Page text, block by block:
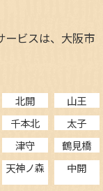
ービスは、大阪市
北開
山王
千本北
太子
津守
鶴見橋
天神ノ森 中開